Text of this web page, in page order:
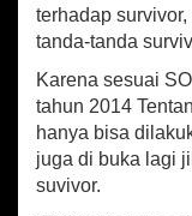
g
a
i
C
i
m
a
terhadap
tanda-tanda
Karena sesuai
tahun 2014
hanya bisa
juga di buka lagi
suvivor.